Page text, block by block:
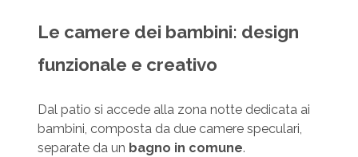
Le camere dei bambini: design
funzionale e creativo
Dal patio si accede alla zona notte dedicata ai
bambini, composta da due camere speculari,
separate da un bagno in comune.